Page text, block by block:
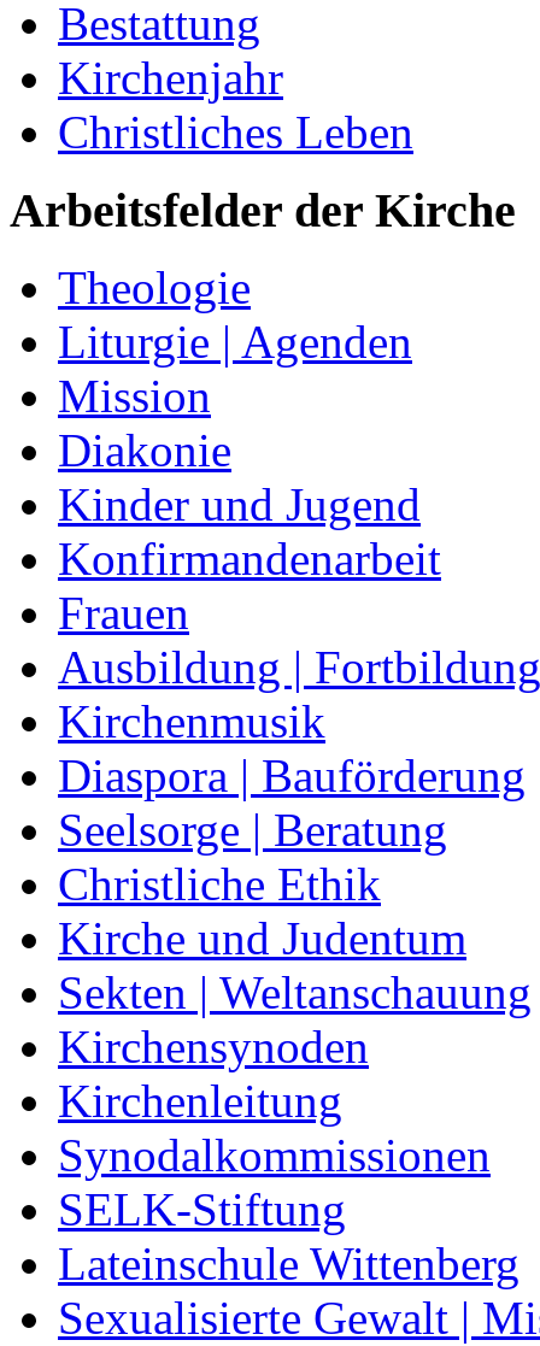
Bestattung
Kirchenjahr
Christliches Leben
Arbeitsfelder der Kirche
Theologie
Liturgie | Agenden
Mission
Diakonie
Kinder und Jugend
Konfirmandenarbeit
Frauen
Ausbildung | Fortbildung
Kirchenmusik
Diaspora | Bauförderung
Seelsorge | Beratung
Christliche Ethik
Kirche und Judentum
Sekten | Weltanschauung
Kirchensynoden
Kirchenleitung
Synodalkommissionen
SELK-Stiftung
Lateinschule Wittenberg
Sexualisierte Gewalt |